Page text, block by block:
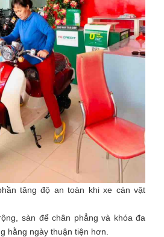
tăng độ an toàn khi xe cán vật
sàn để chân phẳng và khóa đa
hằng ngày thuận tiện hơn.